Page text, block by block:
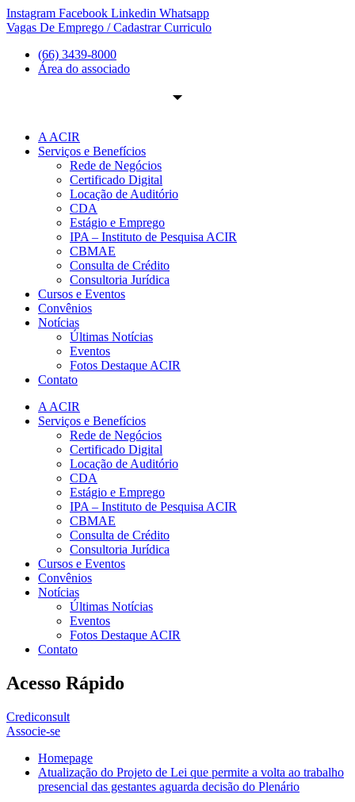
Ir
para
conteúdo
Instagram Facebook Linkedin Whatsapp
Vagas De Emprego / Cadastrar Curriculo
(66) 3439-8000
Área do associado
A ACIR
Serviços e Benefícios
Rede de Negócios
Certificado Digital
Locação de Auditório
CDA
Estágio e Emprego
IPA – Instituto de Pesquisa ACIR
CBMAE
Consulta de Crédito
Consultoria Jurídica
Cursos e Eventos
Convênios
Notícias
Últimas Notícias
Eventos
Fotos Destaque ACIR
Contato
A ACIR
Serviços e Benefícios
Rede de Negócios
Certificado Digital
Locação de Auditório
CDA
Estágio e Emprego
IPA – Instituto de Pesquisa ACIR
CBMAE
Consulta de Crédito
Consultoria Jurídica
Cursos e Eventos
Convênios
Notícias
Últimas Notícias
Eventos
Fotos Destaque ACIR
Contato
Acesso Rápido
Crediconsult
Associe-se
Homepage
Atualização do Projeto de Lei que permite a volta ao trabalho
presencial das gestantes aguarda decisão do Plenário